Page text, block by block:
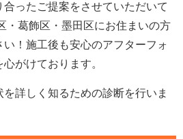
ったご提案をさせていただいて
・葛飾区・墨田区にお住まいの方
！施工後も安心のアフターフォ
がけております。
詳しく知るための診断を行いま